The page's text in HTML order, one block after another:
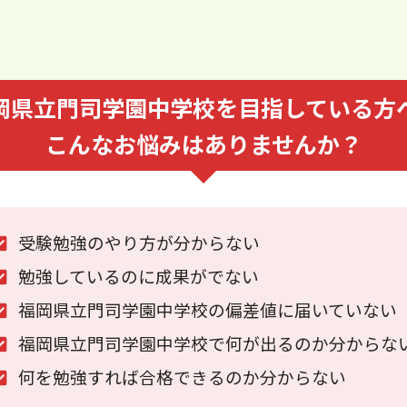
県立門司学園中学校を⽬指している⽅
こんなお悩みはありませんか？
受験勉強のやり⽅が分からない
勉強しているのに成果がでない
福岡県立門司学園中学校の偏差値に届いていない
福岡県立門司学園中学校で何が出るのか分からな
何を勉強すれば合格できるのか分からない